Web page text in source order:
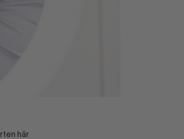
här